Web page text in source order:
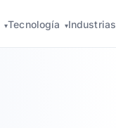
▾Tecnología ▾Industrias